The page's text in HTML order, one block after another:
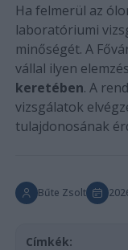
Ha felmerül az
laboratóriumi
minőségét. A
vállal ilyen
keretében. A
vizsgálatok
tulajdonosának
Bűte Zsolt
Címkék: